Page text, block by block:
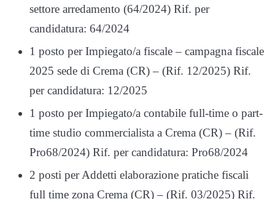
settore arredamento (64/2024) Rif. per
candidatura: 64/2024
1 posto per Impiegato/a fiscale – campagna fiscale
2025 sede di Crema (CR) – (Rif. 12/2025) Rif.
per candidatura: 12/2025
1 posto per Impiegato/a contabile full-time o part-
time studio commercialista a Crema (CR) – (Rif.
Pro68/2024) Rif. per candidatura: Pro68/2024
2 posti per Addetti elaborazione pratiche fiscali
full time zona Crema (CR) – (Rif. 03/2025) Rif.